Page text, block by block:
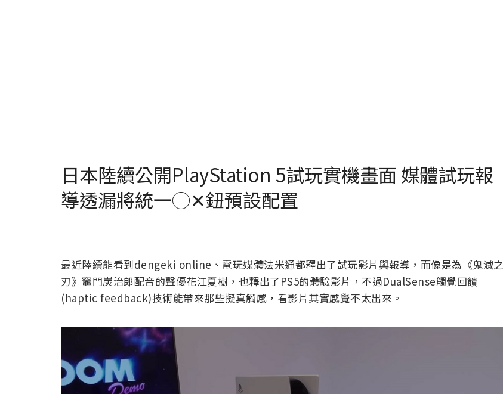
日本陸續公開PlayStation 5試玩實機畫面 媒體試玩報
導透漏將統一◯✕鈕預設配置
最近陸續能看到dengeki online、電玩媒體法米通都釋出了試玩影片與報導，而像是為《鬼滅之
刃》竈門炭治郎配音的聲優花江夏樹，也釋出了PS5的體驗影片，不過DualSense觸覺回饋
(haptic feedback)技術能帶來那些擬真觸感，看影片其實感覺不太出來。